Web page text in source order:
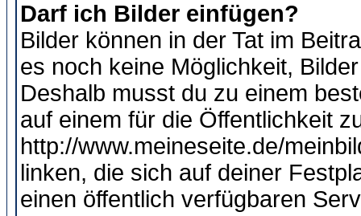
Darf ich Bilder einfügen?
Bilder können in der Tat im
es noch keine Möglichkeit,
Deshalb musst du zu einem
auf einem für die Öffentlichkeit
http://www.meineseite.de/
linken, die sich auf deiner
einen öffentlich verfügbaren